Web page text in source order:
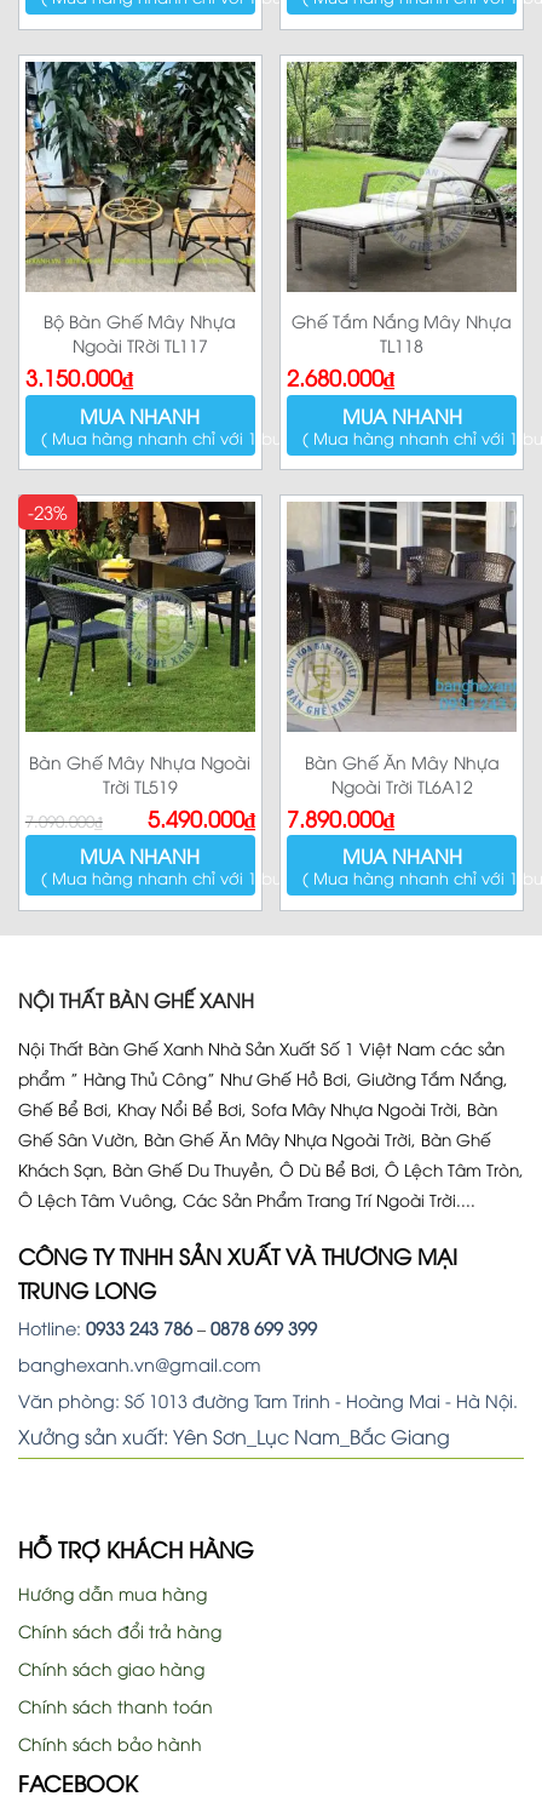
Bộ Bàn Ghế Mây Nhựa
Ngoài TRời TL117
3.150.000₫
MUA NHANH
( Mua hàng nhanh chỉ với 1 bước )
Ghế Tắm Nắng Mây Nhựa
TL118
2.680.000₫
MUA NHANH
( Mua hàng nhanh chỉ với 1
-23%
Bàn Ghế Mây Nhựa Ngoài
Trời TL519
7.090.000₫
Giá
gốc
là:
7.090.000₫.
5.490.000₫
Giá
hiện
tại
5.490.000₫.
MUA NHANH
( Mua hàng nhanh chỉ với 1 bước )
Bàn Ghế Ăn Mây Nhựa
Ngoài Trời TL6A12
7.890.000₫
MUA NHANH
( Mua hàng nhanh chỉ với 1
NỘI THẤT BÀN GHẾ XANH
Nội Thất Bàn Ghế Xanh Nhà Sản Xuất Số 1 Việt Nam các sản
phẩm ” Hàng Thủ Công” Như Ghế Hồ Bơi, Giường Tắm Nắng,
Ghế Bể Bơi, Khay Nổi Bể Bơi, Sofa Mây Nhựa Ngoài Trời, Bàn
Ghế Sân Vườn, Bàn Ghế Ăn Mây Nhựa Ngoài Trời, Bàn Ghế
Khách Sạn, Bàn Ghế Du Thuyền, Ô Dù Bể Bơi, Ô Lệch Tâm Tròn,
Ô Lệch Tâm Vuông, Các Sản Phẩm Trang Trí Ngoài Trời....
CÔNG TY TNHH SẢN XUẤT VÀ THƯƠNG MẠI
TRUNG LONG
Hotline: 0933 243 786– 0878 699 399
banghexanh.vn@gmail.com
Văn phòng: Số 1013 đường Tam Trinh - Hoàng Mai - Hà Nội.
Xưởng sản xuất: Yên Sơn_Lục Nam_Bắc Giang
HỖ TRỢ KHÁCH HÀNG
Hướng dẫn mua hàng
Chính sách đổi trả hàng
Chính sách giao hàng
Chính sách thanh toán
Chính sách bảo hành
FACEBOOK